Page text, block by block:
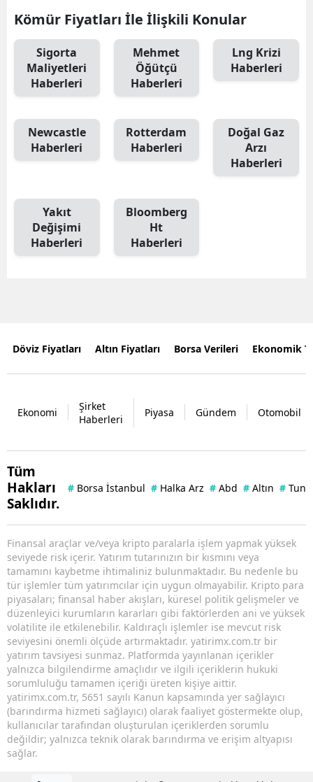
Kömür Fiyatları İle İlişkili Konular
Sigorta
Maliyetleri
Haberleri
Mehmet
Öğütçü
Haberleri
Lng Krizi
Haberleri
Newcastle
Haberleri
Rotterdam
Haberleri
Doğal Gaz
Arzı
Haberleri
Yakıt
Değişimi
Haberleri
Bloomberg
Ht
Haberleri
Döviz Fiyatları Altın Fiyatları Borsa Verileri Ekonomik
Ekonomi
Şirket
Haberleri
Piyasa Gündem Otomobil
Tüm
Hakları
Saklıdır.
# Borsa İstanbul # Halka Arz # Abd # Altın #
Finansal araçlar ve/veya kripto paralarla işlem yapmak yüksek
seviyede risk içerir. Yatırım tutarınızın bir kısmını veya
tamamını kaybetme ihtimaliniz bulunmaktadır. Bu nedenle bu
tür işlemler tüm yatırımcılar için uygun olmayabilir. Kripto para
piyasaları; finansal haber akışları, küresel politik gelişmeler ve
düzenleyici kurumların kararları gibi faktörlerden ani ve yüksek
volatilite ile etkilenebilir. Kaldıraçlı işlemler ise mevcut risk
seviyesini önemli ölçüde artırmaktadır. yatirimx.com.tr bir
yatırım tavsiyesi sunmaz. Platformda yayınlanan içerikler
yalnızca bilgilendirme amaçlıdır ve ilgili içeriklerin hukuki
sorumluluğu tamamen içeriği üreten kişiye aittir.
yatirimx.com.tr, 5651 sayılı Kanun kapsamında yer sağlayıcı
(barındırma hizmeti sağlayıcı) olarak faaliyet göstermekte olup,
kullanıcılar tarafından oluşturulan içeriklerden sorumlu
değildir; yalnızca teknik olarak barındırma ve erişim altyapısı
sağlar.